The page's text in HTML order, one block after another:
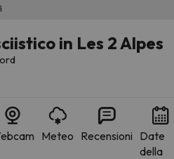
in Les 2 Alpes
Meteo Recensioni Date
della